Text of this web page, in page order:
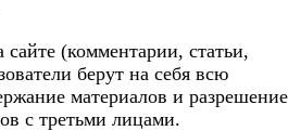
(комментарии, статьи,
берут на себя всю
материалов и разрешение
с третьми лицами.